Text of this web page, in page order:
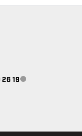
19Zákaznický servis